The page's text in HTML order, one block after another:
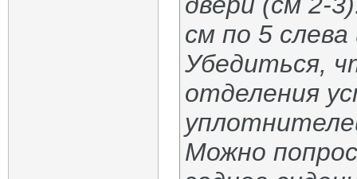
см по 5
Убедиться,
отделения
Можно